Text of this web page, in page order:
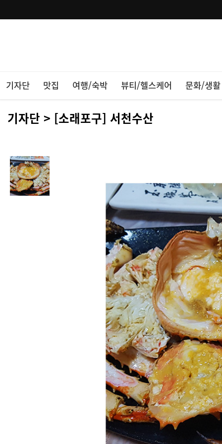
기자단 맛집 여행/숙박 뷰티/헬스케어 문화/생활
기자단 > [소래포구] 서천수산